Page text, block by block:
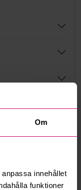
Om
innehållet
funktioner